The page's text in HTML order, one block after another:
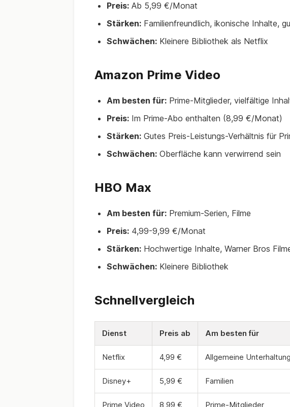
Preis: Ab 5,99 €/Monat
Stärken: Familienfreundlich, ikonische Inhalte,
Schwächen: Kleinere Bibliothek als Netflix
Amazon Prime Video
Am besten für: Prime-Mitglieder, vielfältige
Preis: Im Prime-Abo enthalten (8,99 €/Monat)
Stärken: Gutes Preis-Leistungs-Verhältnis für
Schwächen: Oberfläche kann verwirrend sein
HBO Max
Am besten für: Premium-Serien, Filme
Preis: 4,99-9,99 €/Monat
Stärken: Hochwertige Inhalte, Warner Bros
Schwächen: Kleinere Bibliothek
Schnellvergleich
Dienst Preis ab Am besten für
Netflix 4,99 € Allgemeine Unterhaltung
Disney+ 5,99 € Familien
Prime Video 8,99 € Prime-Mitglieder